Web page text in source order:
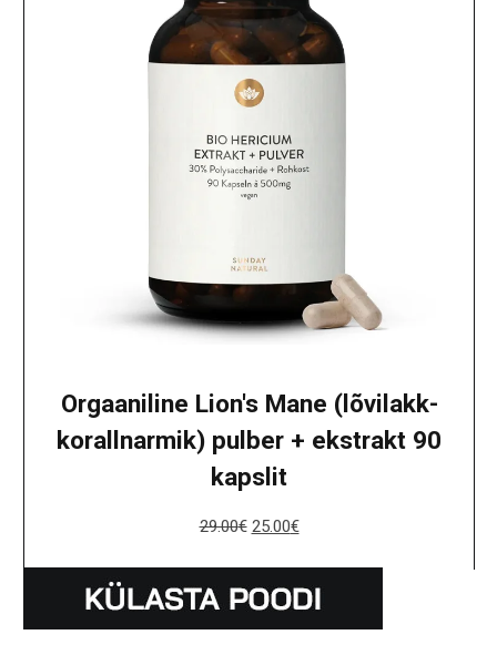
Orgaaniline Lion's Mane (lõvilakk-
korallnarmik) pulber + ekstrakt 90
kapslit
29.00€ 25.00€